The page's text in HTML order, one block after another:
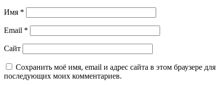
Имя *
Email *
Сайт
Сохранить моё имя, email и адрес сайта в этом браузере для
последующих моих комментариев.